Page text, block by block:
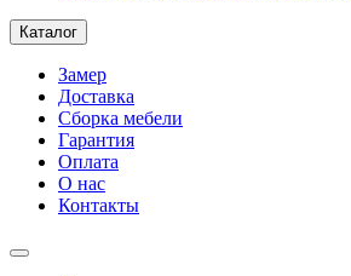
Каталог
Замер
Доставка
Сборка мебели
Гарантия
Оплата
О нас
Контакты